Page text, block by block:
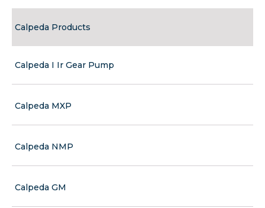
Calpeda Products
Calpeda I Ir Gear Pump
Calpeda MXP
Calpeda NMP
Calpeda GM